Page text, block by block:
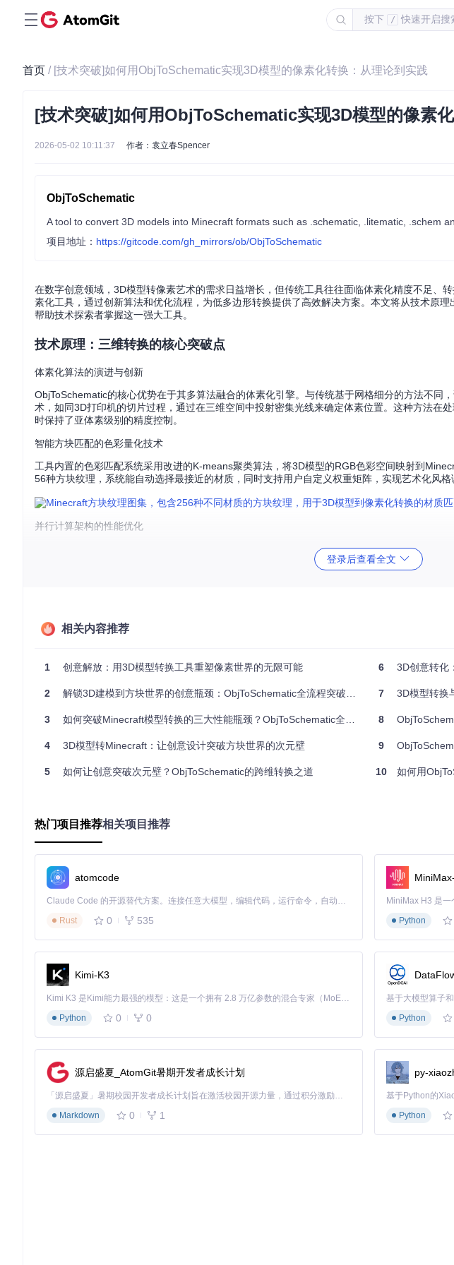
按下 / 快速开启搜
首页 / [技术突破]如何用ObjToSchematic实现3D模型的像素化转换：从理论到实践
[技术突破]如何用ObjToSchematic实现3D模型的像素
2026-05-02 10:11:37 作者：袁立春Spencer
ObjToSchematic
A tool to convert 3D models into Minecraft formats such as .schematic, .litematic, .schem
项目地址： https://gitcode.com/gh_mirrors/ob/ObjToSchematic
在数字创意领域，3D模型转像素艺术的需求日益增长，但传统工具往往面临体素化精度不足、
素化工具，通过创新算法和优化流程，为低多边形转换提供了高效解决方案。本文将从技术原
帮助技术探索者掌握这一强大工具。
技术原理：三维转换的核心突破点
体素化算法的演进与创新
ObjToSchematic的核心优势在于其多算法融合的体素化引擎。与传统基于网格细分的方法不同
术，如同3D打印机的切片过程，通过在三维空间中投射密集光线来确定体素位置。这种方法在
时保持了亚体素级别的精度控制。
智能方块匹配的色彩量化技术
工具内置的色彩匹配系统采用改进的K-means聚类算法，将3D模型的RGB色彩空间映射到
56种方块纹理，系统能自动选择最接近的材质，同时支持用户自定义权重矩阵，实现艺术化风格
并行计算架构的性能优化
在处理超过100万三角面的复杂模型时，ObjToSchematic通过WebWorker实现了计算任务的并
（src/linear_allocator.ts）减少内存碎片，使大型模型处理时间从小时级缩短至分钟级。
环境光遮蔽(Ambient Occlusion)虽能增强立体感，但会增加约60%的计算量。对于低配置设备
添加类似效果。这一技巧在src/config.ts中有详细注释说明。
被用户忽略。
实践指南：非建筑类应用场景落地
游戏道具的快速原型制作
以机械结构建模为例，通过以下步骤可实现高精度转换：
简化原始模型拓扑结构，确保面数低于50万
设置Desired Height为64，启用Multisampling
在材质分配阶段使用"金属质感"预设
导出为.schematic格式并在Minecraft中测试
生物模型的细节保留技巧
处理有机形态时，关键在于平衡三角面数量与体素密度。通过src/voxelisers/bvh-ray-voxeliser-
在转换中丢失。建议将Voxel Size设置为模型最小特征尺寸的1/2。
模型预处理的关键步骤
深入阅读方向：三维模型简化算法 在转换前，使用Blender等工具执行以下优化：
移除不可见面和冗余顶点
合并共面三角形
登录后查看全文
相关内容推荐
1 创意解放：用3D模型转换工具重塑像素世界的无限可能
2 解锁3D建模到方块世界的创意瓶颈：ObjToSchematic全流程突破指南
3 如何突破Minecraft模型转换的三大性能瓶颈？ObjToSchematic全维度技术指南
4 3D模型转Minecraft：让创意设计突破方块世界的次元壁
5 如何让创意突破次元壁？ObjToSchematic的跨维转换之道
6 3D创意转化
7 3D模型转换
8
9
10 如何用
热门项目推荐相关项目推荐
atomcode
Claude Code 的开源替代方案。连接任意大模型，编辑代码，运行命令，自动验证 — 全自动执行。用 Rust 构建，极致性能。 ｜ An open-source alternative to Claude Code. Connect any LLM, edit code, run commands, and verify changes — autonomously. Built in Rust for speed. Get Started
Rust
0 535
Python
Kimi-K3
Kimi K3 是Kimi能力最强的模型：这是一个拥有 2.8 万亿参数的混合专家（MoE）模型，具备原生视觉理解能力，并支持 100 万 token 的上下文窗口。
Python
0 0
基于大模型算子
Python
源启盛夏_AtomGit暑期开发者成长计划
「源启盛夏」暑期校园开发者成长计划旨在激活校园开源力量，通过积分激励、认证扶持、资源倾斜等形式，引导高校组织和开发者完成「入驻 — 建项目 — 做贡献 — 获认证 — 得资源」的完整闭环。无论你是想带领社团入驻平台的组织者，还是希望用代码贡献证明自己的开发者，都能在这里找到属于你的成长路径。
Markdown
0 1
py-
Python